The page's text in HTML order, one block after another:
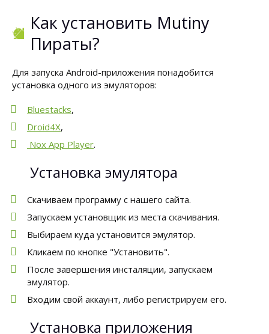
Как установить Mutiny
Пираты?
Для запуска Android-приложения понадобится
установка одного из эмуляторов:
Bluestacks,
Droid4X,
Nox App Player.
Установка эмулятора
Скачиваем программу с нашего сайта.
Запускаем установщик из места скачивания.
Выбираем куда установится эмулятор.
Кликаем по кнопке "Установить".
После завершения инсталяции, запускаем
эмулятор.
Входим свой аккаунт, либо регистрируем его.
Установка приложения